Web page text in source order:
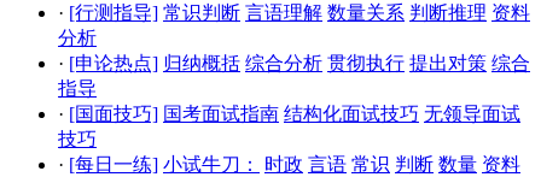
· [行测指导] 常识判断 言语理解 数量关系 判断推理 资料
分析
· [申论热点] 归纳概括 综合分析 贯彻执行 提出对策 综合
指导
· [国面技巧] 国考面试指南 结构化面试技巧 无领导面试
技巧
· [每日一练] 小试牛刀： 时政 言语 常识 判断 数量 资料